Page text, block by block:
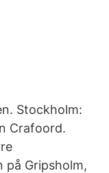
Stockholm:
Crafoord.
Gripsholm,